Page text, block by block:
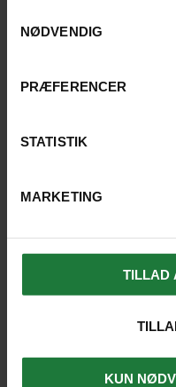
NØDVENDIG
PRÆFERENCER
STATISTIK
MARKETING
TILLAD
KUN
Tag en snak
Telefonerne er åbne